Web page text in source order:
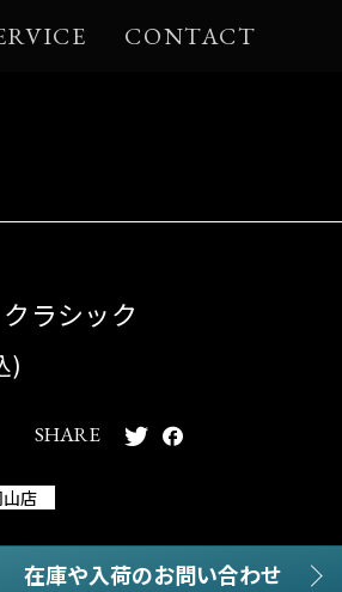
CONTACT
ラシック
)
SHARE
山店
在庫や入荷のお問い合わせ